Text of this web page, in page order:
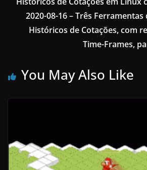
2020-08-16 – Três
Históricos de Cotações, com
Time-Frames,
You May Also Like